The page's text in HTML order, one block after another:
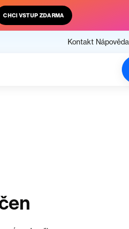
CHCI VSTUP ZDARMA
Kontakt Nápověda